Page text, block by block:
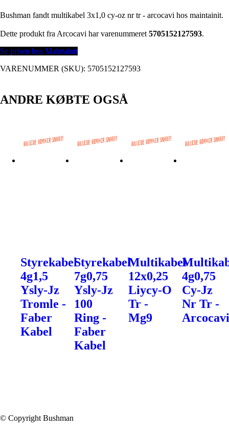
Bushman fandt multikabel 3x1,0 cy-oz nr tr - arcocavi hos maintainit.
Dette produkt fra Arcocavi har varenummeret 5705152127593.
Se prisen hos Maintainit
VARENUMMER (SKU): 5705152127593
ANDRE KØBTE OGSÅ
Styrekabel
4g1,5
Ysly-Jz
Tromle -
Faber
Kabel
Styrekabel
7g0,75
Ysly-Jz
100
Ring -
Faber
Kabel
Multikabel
12x0,25
Liycy-O
Tr -
Mg9
4g0,75
Cy-Jz
Nr Tr -
© Copyright Bushman